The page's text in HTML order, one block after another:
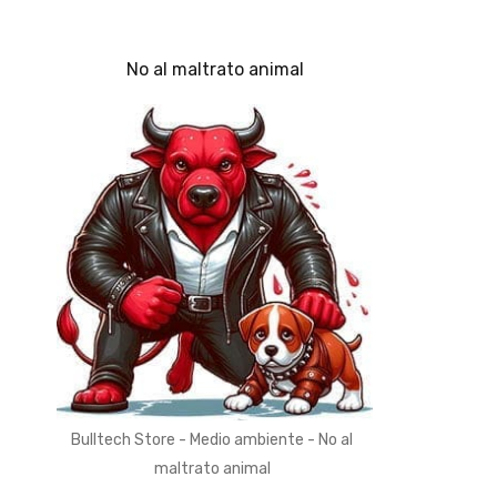
No al maltrato animal
Bulltech Store - Medio ambiente - No al
maltrato animal